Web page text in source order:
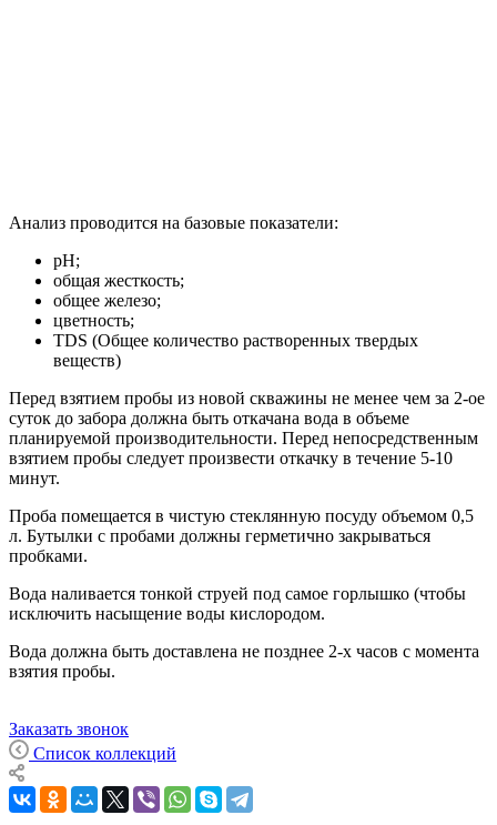
Анализ проводится на базовые показатели:
pH;
общая жесткость;
общее железо;
цветность;
TDS (Общее количество растворенных твердых
веществ)
Перед взятием пробы из новой скважины не менее чем за 2-ое
суток до забора должна быть откачана вода в объеме
планируемой производительности. Перед непосредственным
взятием пробы следует произвести откачку в течение 5-10
минут.
Проба помещается в чистую стеклянную посуду объемом 0,5
л. Бутылки с пробами должны герметично закрываться
пробками.
Вода наливается тонкой струей под самое горлышко (чтобы
исключить насыщение воды кислородом.
Вода должна быть доставлена не позднее 2-х часов с момента
взятия пробы.
Заказать звонок
Список коллекций